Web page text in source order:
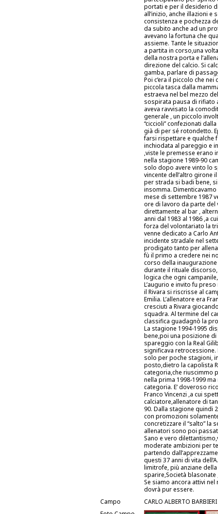
portati e per il desiderio
all’inizio, anche illazioni
consistenza e pochezza
da subito anche ad un
avevano la fortuna che
assieme. Tante le
a partita in corso,una
della nostra porta e
direzione del calcio. Si
gamba, parlare di
Poi c’era il piccolo che
piccola tasca dalla
estraeva nel bel mezzo
sospirata pausa di rifiato
aveva ravvisato la
generale , un piccolo
“ciccioli” confezionati
già di per sé rotondetto.
farsi rispettare e qualche
inchiodata al pareggio e
,viste le premesse erano
nella stagione 1989-90
solo dopo avere vinto lo
vincente dell’altro girone
per strada si badi bene,
insomma.
mese di settembre 1987
ore di lavoro da parte del
direttamente al bar ,
anni dal 1983 al 1986 ,a
forza del volontariato la
venne dedicato a Carlo
incidente stradale nel
prodigato tanto per
fù il primo a credere nei
corso della inaugurazione
durante il rituale
logica che ogni
L’augurio e invito fu
il Rivara si riscrisse al
Emilia. L’allenatore era
cresciuti a Rivara
squadra. Al termine del
classifica guadagnò la
La stagione 1994-1995
bene,poi una posizione
spareggio con la Real
significava
solo per poche stagioni,
posto,dietro la capolista
categoria,che riuscimmo
nella prima 1998-1999
categoria. E’ doveroso
Franco Vincenzi ,a cui
calciatore,allenatore di
90. Dalla stagione quindi
con promozioni
concretizzare il “salto” la
allenatori sono poi
Sano e vero
moderate ambizioni per
partendo
questi 37 anni di vita
limitrofe, più anziane
sparire,Società
Se siamo ancora attivi
dovrà pur essere.
Campo
CARLO ALBERTO